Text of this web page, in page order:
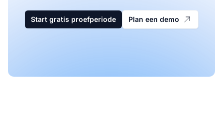
Start gratis proefperiode Plan een demo